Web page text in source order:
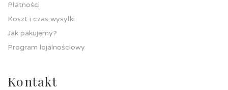
Płatności
Koszt i czas wysyłki
Jak pakujemy?
Program lojalnościowy
Kontakt